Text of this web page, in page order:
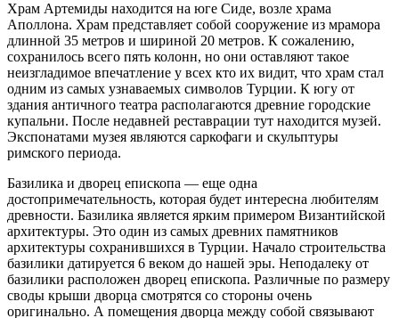
Храм Артемиды находится на юге Сиде, возле храма
Аполлона. Храм представляет собой сооружение из мрамора
длинной 35 метров и шириной 20 метров. К сожалению,
сохранилось всего пять колонн, но они оставляют такое
неизгладимое впечатление у всех кто их видит, что храм стал
одним из самых узнаваемых символов Турции. К югу от
здания античного театра располагаются древние городские
купальни. После недавней реставрации тут находится музей.
Экспонатами музея являются саркофаги и скульптуры
римского периода.
Базилика и дворец епископа — еще одна
достопримечательность, которая будет интересна любителям
древности. Базилика является ярким примером Византийской
архитектуры. Это один из самых древних памятников
архитектуры сохранившихся в Турции. Начало строительства
базилики датируется 6 веком до нашей эры. Неподалеку от
базилики расположен дворец епископа. Различные по размеру
своды крыши дворца смотрятся со стороны очень
оригинально. А помещения дворца между собой связывают